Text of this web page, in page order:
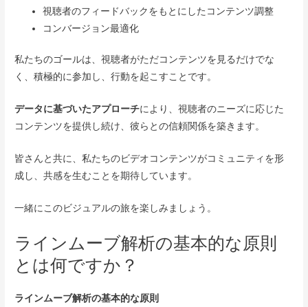
視聴者のフィードバックをもとにしたコンテンツ調整
コンバージョン最適化
私たちのゴールは、視聴者がただコンテンツを見るだけでな
く、積極的に参加し、行動を起こすことです。
データに基づいたアプローチにより、視聴者のニーズに応じた
コンテンツを提供し続け、彼らとの信頼関係を築きます。
皆さんと共に、私たちのビデオコンテンツがコミュニティを形
成し、共感を生むことを期待しています。
一緒にこのビジュアルの旅を楽しみましょう。
ラインムーブ解析の基本的な原則
とは何ですか？
ラインムーブ解析の基本的な原則